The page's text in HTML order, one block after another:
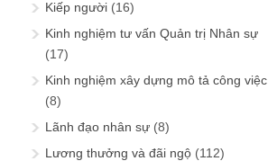
Kiếp người (16)
Kinh nghiệm tư vấn Quản trị Nhân sự
(17)
Kinh nghiệm xây dựng mô tả công việc
(8)
Lãnh đạo nhân sự (8)
Lương thưởng và đãi ngộ (112)